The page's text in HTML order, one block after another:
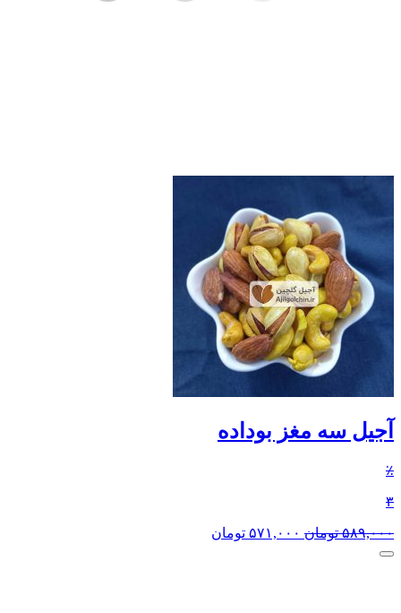
آجیل سه مغز بوداده
٪
۳
۵۸۹,۰۰۰ تومان ۵۷۱,۰۰۰ تومان